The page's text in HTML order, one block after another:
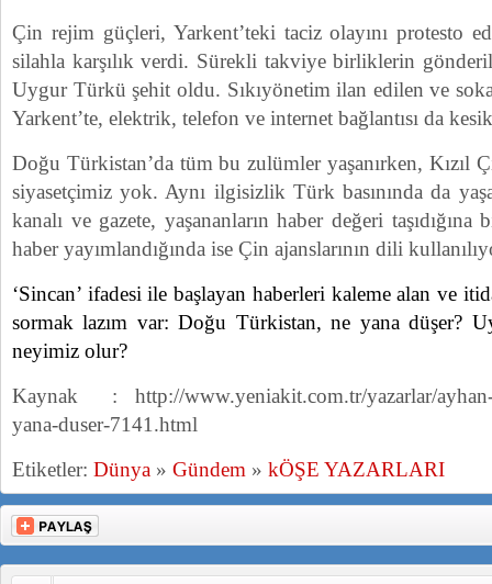
Çin rejim güçleri, Yarkent’teki taciz olayını protesto
silahla karşılık verdi. Sürekli takviye birliklerin
Uygur Türkü şehit oldu. Sıkıyönetim ilan edilen ve
Yarkent’te, elektrik, telefon ve internet bağlantısı da
Doğu Türkistan’da tüm bu zulümler yaşanırken, Kızıl
siyasetçimiz yok. Aynı ilgisizlik Türk basınında da
kanalı ve gazete, yaşananların haber değeri
haber yayımlandığında ise Çin ajanslarının dili
‘Sincan’ ifadesi ile başlayan haberleri kaleme alan ve
sormak lazım var: Doğu Türkistan, ne yana düşer?
neyimiz olur?
Kaynak : http://www.yeniakit.com.tr/yazarlar/ayhan-
yana-duser-7141.html
Etiketler: Dünya » Gündem » kÖŞE YAZARLARI